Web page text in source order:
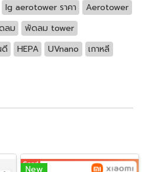
lg aerotower ราคา
Aerotower
ลม
พัดลม tower
HEPA UVnano
เกาหลี
New